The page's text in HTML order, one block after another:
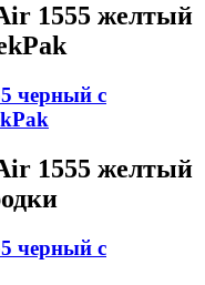
1555 желтый
черный с
1555 желтый
черный с